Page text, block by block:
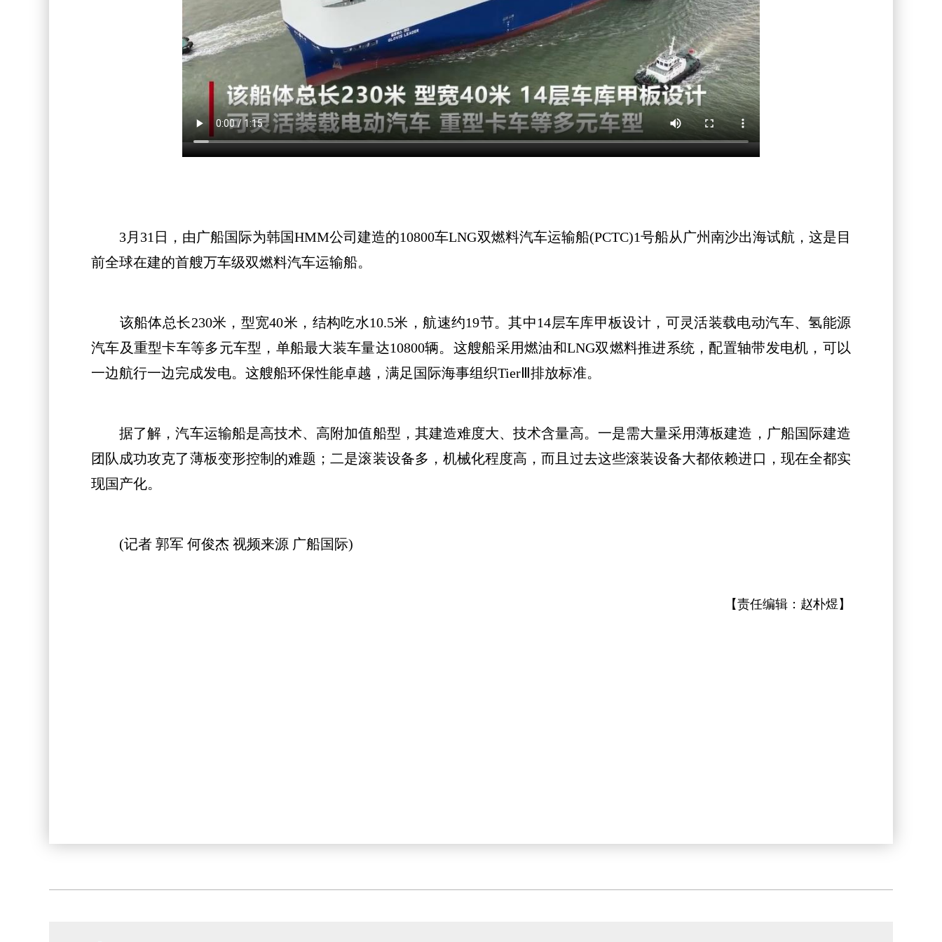
3月31日，由广船国际为韩国HMM公司建造的10800车LNG双燃料汽车运输船(PCTC)1号船从广州南沙出海试航，这是目
前全球在建的首艘万车级双燃料汽车运输船。
该船体总长230米，型宽40米，结构吃水10.5米，航速约19节。其中14层车库甲板设计，可灵活装载电动汽车、氢能源
汽车及重型卡车等多元车型，单船最大装车量达10800辆。这艘船采用燃油和LNG双燃料推进系统，配置轴带发电机，可以
一边航行一边完成发电。这艘船环保性能卓越，满足国际海事组织TierⅢ排放标准。
据了解，汽车运输船是高技术、高附加值船型，其建造难度大、技术含量高。一是需大量采用薄板建造，广船国际建造
团队成功攻克了薄板变形控制的难题；二是滚装设备多，机械化程度高，而且过去这些滚装设备大都依赖进口，现在全都实
现国产化。
(记者 郭军 何俊杰 视频来源 广船国际)
【责任编辑： 赵朴煜 】